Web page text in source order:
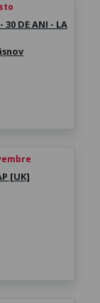
30 DE ANI - LA
[UK]